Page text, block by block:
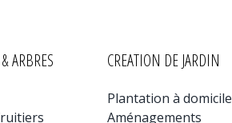
ARBRES CREATION DE JARDIN
Plantation à domicile
Aménagements